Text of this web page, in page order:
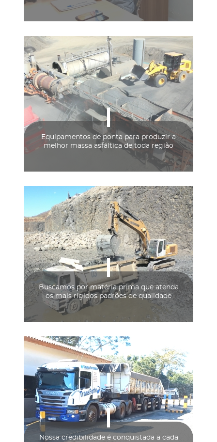
Equipamentos de ponta para produzir a
melhor massa asfáltica de toda região
Buscamos por matéria prima que atenda
os mais rígidos padrões de qualidade
Nossa credibilidade é conquistada a cada